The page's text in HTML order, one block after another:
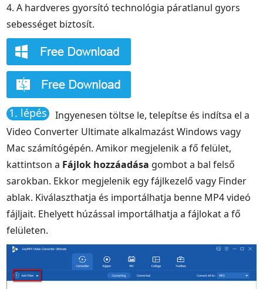
4. A hardveres gyorsító technológia páratlanul gyors
sebességet biztosít.
1. lépés
Ingyenesen töltse le, telepítse és indítsa el a
Video Converter Ultimate alkalmazást Windows vagy
Mac számítógépén. Amikor megjelenik a fő felület,
kattintson a Fájlok hozzáadása gombot a bal felső
sarokban. Ekkor megjelenik egy fájlkezelő vagy Finder
ablak. Kiválaszthatja és importálhatja benne MP4 videó
fájljait. Ehelyett húzással importálhatja a fájlokat a fő
felületen.